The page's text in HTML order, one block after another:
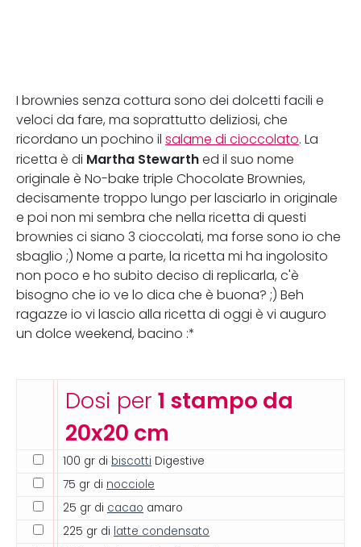
I brownies senza cottura sono dei dolcetti facili e
veloci da fare, ma soprattutto deliziosi, che
ricordano un pochino il salame di cioccolato. La
ricetta è di Martha Stewarth ed il suo nome
originale è No-bake triple Chocolate Brownies,
decisamente troppo lungo per lasciarlo in originale
e poi non mi sembra che nella ricetta di questi
brownies ci siano 3 cioccolati, ma forse sono io che
sbaglio ;) Nome a parte, la ricetta mi ha ingolosito
non poco e ho subito deciso di replicarla, c'è
bisogno che io ve lo dica che è buona? ;) Beh
ragazze io vi lascio alla ricetta di oggi è vi auguro
un dolce weekend, bacino :*
Dosi per 1 stampo da
20x20 cm
100 gr di biscotti Digestive
75 gr di nocciole
25 gr di cacao amaro
225 gr di latte condensato